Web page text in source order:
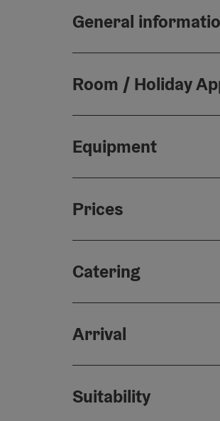
General
Room / Holiday
Equipment
Prices
Catering
Arrival
Suitability